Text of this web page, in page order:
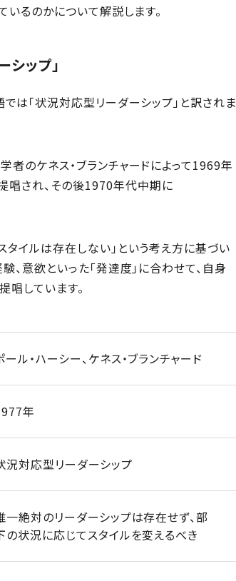
るのかについて解説します。
ップ」
「状況対応型リーダーシップ」と訳されま
のケネス・ブランチャードによって1969年
され、その後1970年代中期に
イルは存在しない」という考え方に基づい
、意欲といった「発達度」に合わせて、自身
唱しています。
ール・ハーシー、ケネス・ブランチャード
年
況対応型リーダーシップ
一絶対のリーダーシップは存在せず、部
の状況に応じてスタイルを変えるべき